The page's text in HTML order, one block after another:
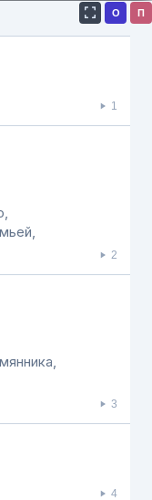
VPN
О П
1
2
3
4